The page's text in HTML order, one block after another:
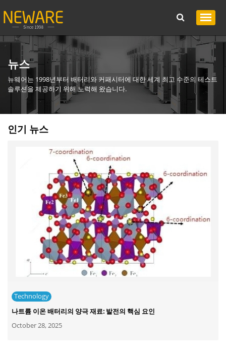
뉴스
뉴웨어는 1998년부터 배터리와 커패시터에 대한 세계 최고 수준의 테스트
솔루션을 제공하기 위해 노력해 왔습니다.
인기 뉴스
Technology
나트륨 이온 배터리의 양극 재료: 발전의 핵심 요인
October 28, 2025